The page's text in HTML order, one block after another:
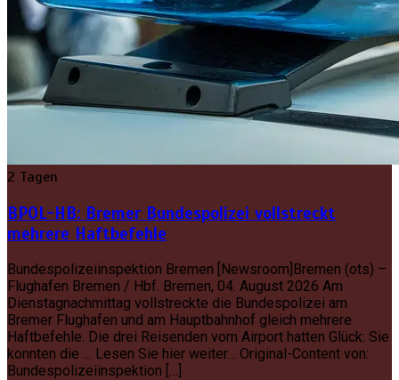
2 Tagen
BPOL-HB: Bremer Bundespolizei vollstreckt
mehrere Haftbefehle
Bundespolizeiinspektion Bremen [Newsroom]Bremen (ots) –
Flughafen Bremen / Hbf. Bremen, 04. August 2026 Am
Dienstagnachmittag vollstreckte die Bundespolizei am
Bremer Flughafen und am Hauptbahnhof gleich mehrere
Haftbefehle. Die drei Reisenden vom Airport hatten Glück: Sie
konnten die … Lesen Sie hier weiter… Original-Content von:
Bundespolizeiinspektion […]